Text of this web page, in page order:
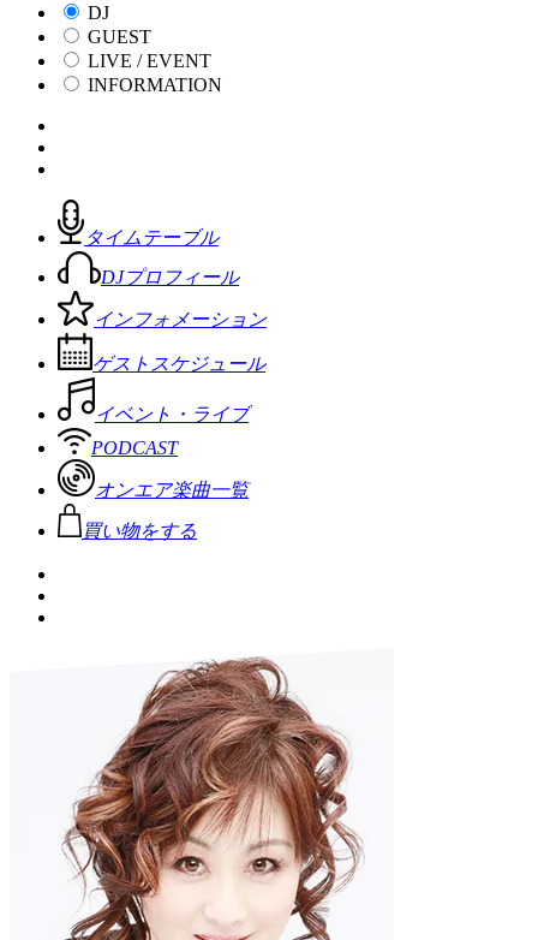
DJ
GUEST
LIVE / EVENT
INFORMATION
タイムテーブル
DJプロフィール
インフォメーション
ゲストスケジュール
イベント・ライブ
PODCAST
オンエア楽曲一覧
買い物をする